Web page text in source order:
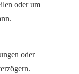
oder um
oder